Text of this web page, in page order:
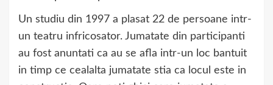
Un studiu din 1997 a plasat 22 de persoane intr-
un teatru infricosator. Jumatate din participanti
au fost anuntati ca au se afla intr-un loc bantuit
in timp ce cealalta jumatate stia ca locul este in